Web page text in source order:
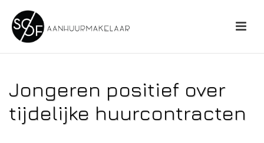
Jongeren positief over
tijdelijke huurcontracten